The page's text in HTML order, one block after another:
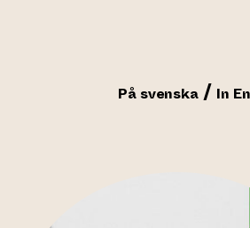
På svenska In